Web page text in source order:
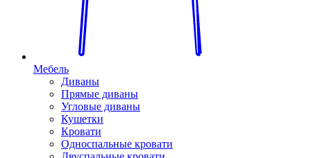
Мебель
Диваны
Прямые диваны
Угловые диваны
Кушетки
Кровати
Односпальные кровати